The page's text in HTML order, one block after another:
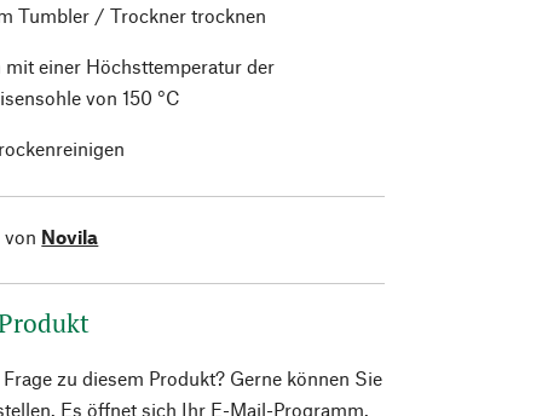
Tumbler / Trockner trocknen
mit einer Höchsttemperatur der
von 150 °C
von Novila
zu diesem Produkt? Gerne können Sie
Es öffnet sich Ihr E-Mail-Programm.